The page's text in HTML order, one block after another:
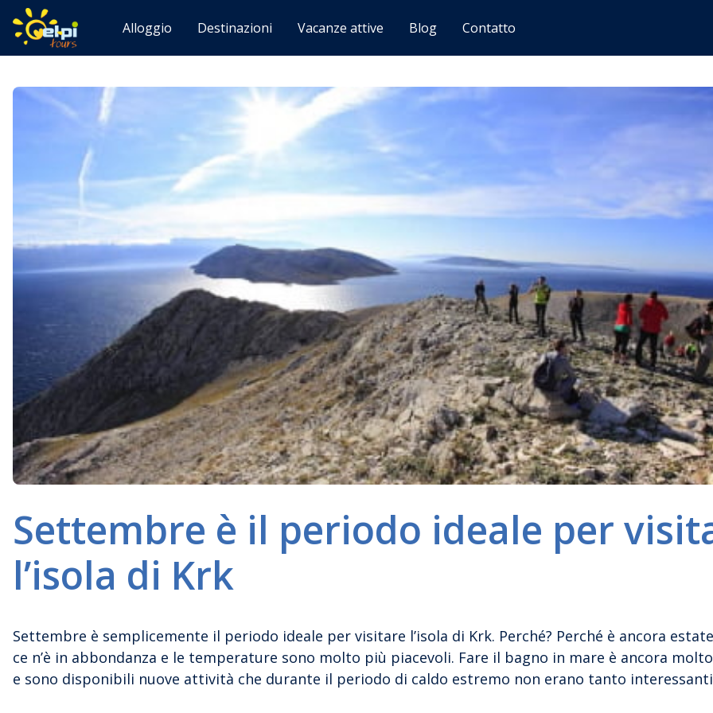
Alloggio Destinazioni Vacanze attive Blog Contatto
Settembre è il periodo ideale per
l’isola di Krk
Settembre è semplicemente il periodo ideale per visitare l’isola di Krk. Perché? Perché è ancora
ce n’è in abbondanza e le temperature sono molto più piacevoli. Fare il bagno in mare è ancora
e sono disponibili nuove attività che durante il periodo di caldo estremo non erano tanto